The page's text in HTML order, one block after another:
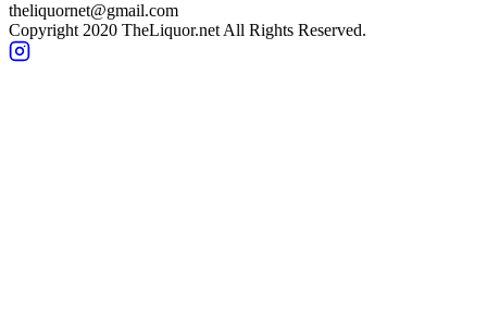
theliquornet@gmail.com
Copyright 2020 TheLiquor.net All Rights Reserved.